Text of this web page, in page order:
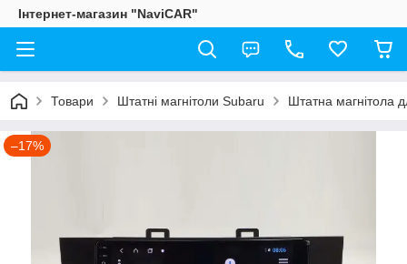
Інтернет-магазин "NaviCAR"
Товари Штатні магнітоли Subaru Штатна магнітола
–17%